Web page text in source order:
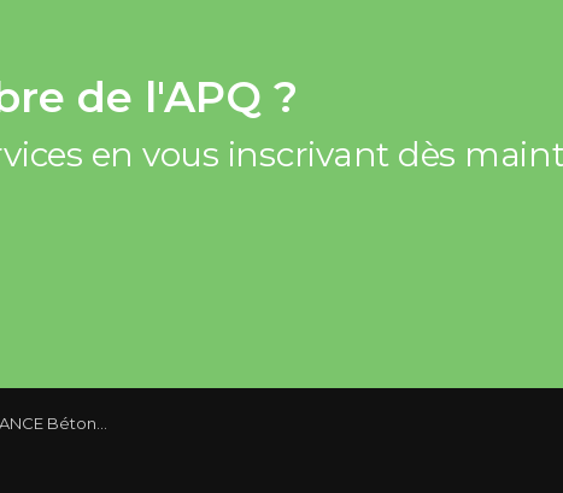
de l'APQ ?
en vous inscrivant dès
valide du 15 au 29 mai 2026